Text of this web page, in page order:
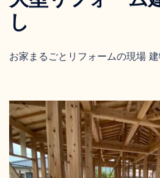
し
お家まるごとリフォームの現場